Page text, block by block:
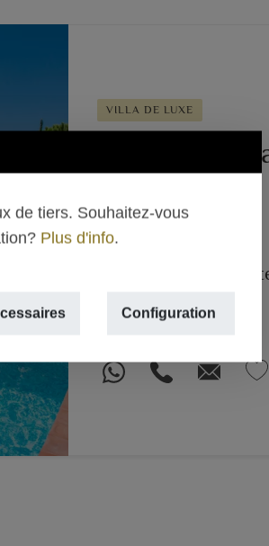
de tiers. Souhaitez-vous
Plus d'info.
Configuration
Next
VILLA DE LUXE
Villa à
TEULADA – MORAIRA
de